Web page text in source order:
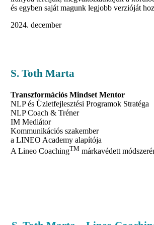
és egyben saját magunk legjobb verzióját
december
S. Toth Marta
Transzformációs Mindset Mentor
NLP és Üzletfejlesztési Programok Stratéga
NLP Coach & Tréner
IM Mediátor
Kommunikációs szakember
a LINEO Academy alapítója
A Lineo CoachingTM márkavédett